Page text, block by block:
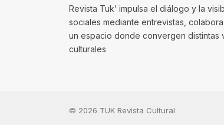
Revista Tuk’ impulsa el diálogo y la
sociales mediante entrevistas,
un espacio donde convergen
culturales
© 2026 TUK Revista Cultural